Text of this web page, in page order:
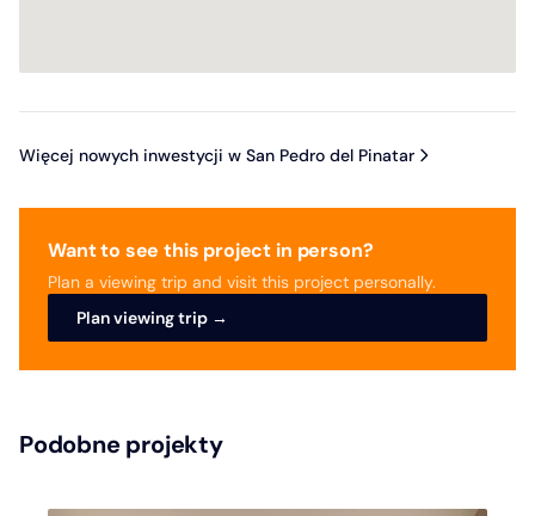
Więcej nowych inwestycji w San Pedro del Pinatar
Want to see this project in person?
Plan a viewing trip and visit this project personally.
Plan viewing trip →
Podobne projekty